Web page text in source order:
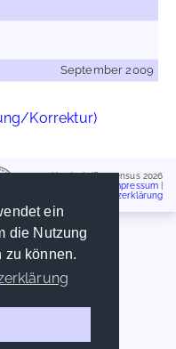
ein
die Nutzung
zu können.
September 2009
Korrektur)
Handschriftencensus 2026
Impressum
Datenschutzerklärung